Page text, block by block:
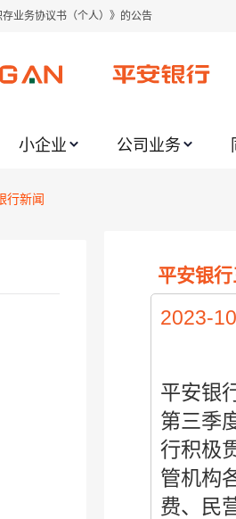
业务协议书（个人）》的公告
金属业务风险提示的通知
范的提示
风险防范的提示
为平安银行数字信用卡的公告
小企业 公司业务
行新闻
平安银
2023-
平安银
第三季
行积极
管机构
费、民